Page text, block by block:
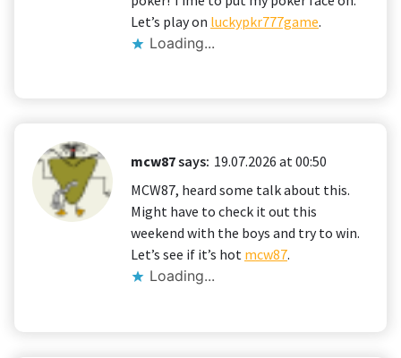
Let’s play on luckypkr777game.
Loading...
mcw87says: 19.07.2026 at 00:50
MCW87, heard some talk about this.
Might have to check it out this
weekend with the boys and try to win.
Let’s see if it’s hot mcw87.
Loading...